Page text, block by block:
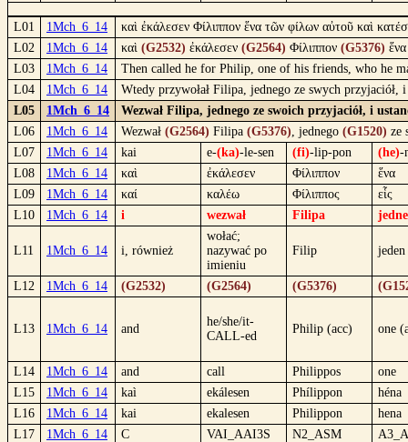
L01 1Mch_6_14
καὶ ἐκάλεσεν Φίλιππον ἕνα τῶν φίλων αὐτοῦ καὶ
L02
1Mch_6_14 καὶ (G2532) ἐκάλεσεν (G2564) Φίλιππον (G5376)
L03
1Mch_6_14
Then called he for Philip, one of his friends, who he
L04
1Mch_6_14
Wtedy przywołał Filipa, jednego ze swych
L05
1Mch_6_14
Wezwał Filipa, jednego ze swoich przyjaciół, i
L06
1Mch_6_14 Wezwał (G2564) Filipa (G5376), jednego (G1520) ze
L07
1Mch_6_14 kai e-(ka)-le-sen (fi)-lip-pon (he)-
L08
1Mch_6_14 καὶ ἐκάλεσεν Φίλιππον
ἕνα
L09
1Mch_6_14 καί καλέω Φίλιππος
εἷς
L10
1Mch_6_14 i wezwał Filipa
L11 1Mch_6_14 i, również
wołać;
nazywać po
imieniu
Filip jeden
L12 1Mch_6_14 (G2532) (G2564) (G5376)
L13 1Mch_6_14 and
he/she/it-
CALL-ed
Philip (acc) one
L14 1Mch_6_14 and call Philippos
one
L15
1Mch_6_14 kaì ekálesen Phílippon
héna
L16
1Mch_6_14 kai ekalesen Philippon
hena
L17
1Mch_6_14 C VAI_AAI3S N2_ASM